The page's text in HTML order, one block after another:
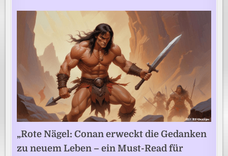
„Rote Nägel: Conan erweckt die Gedanken
zu neuem Leben – ein Must-Read für